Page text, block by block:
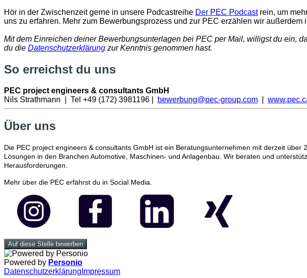
Hör in der Zwischenzeit gerne in unsere Podcastreihe Der PEC Podcastrein, um
uns zu erfahren. Mehr zum Bewerbungsprozess und zur PEC erzählen wir außerdem
Mit dem Einreichen deiner Bewerbungsunterlagen bei PEC per Mail, willigst du ein,
du die Datenschutzerklärung zur Kenntnis genommen hast.
So erreichst du uns
PEC project engineers & consultants GmbH
Nils Strathmann | Tel +49 (172) 3981196 |
bewerbung@pec-group.com
Über uns
Die PEC project engineers & consultants GmbH ist ein Beratungsunternehmen mit derzeit
Lösungen in den Branchen Automotive, Maschinen- und Anlagenbau. Wir beraten und
Herausforderungen.
Mehr über die PEC erfährst du in Social Media.
Auf diese Stelle bewerben
Powered by Personio
Datenschutzerklärung Impressum